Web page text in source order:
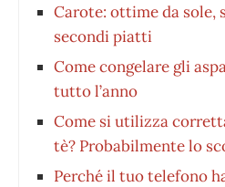
Carote: ottime da sole,
secondi piatti
Come congelare gli
tutto l’anno
Come si utilizza
tè? Probabilmente lo
Perché il tuo telefono